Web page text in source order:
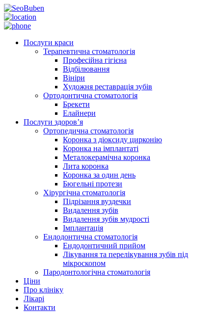
Послуги краси
Терапевтична стоматологія
Професійна гігієна
Відбілювання
Вініри
Художня реставрація зубів
Ортодонтична стоматологія
Брекети
Елайнери
Послуги здоров’я
Ортопедична стоматологія
Коронка з діоксиду цирконію
Коронка на імплантаті
Металокерамічна коронка
Лита коронка
Коронка за один день
Бюгельні протези
Хірургічна стоматологія
Підрізання вуздечки
Видалення зубів
Видалення зубів мудрості
Імплантація
Ендодонтична стоматологія
Ендодонтичний прийом
Лікування та перелікування зубів під
мікроскопом
Пародонтологічна стоматологія
Ціни
Про клініку
Лікарі
Контакти